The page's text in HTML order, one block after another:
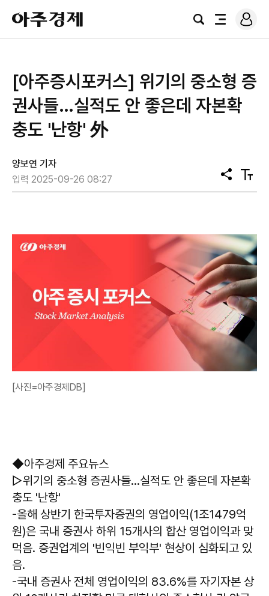
아
주
경
검
전
로
그
[아주증시포커스] 위기의 중소형 증
권사들…실적도 안 좋은데 자본확
충도 '난항' 外
양보연 기자
입력 2025-09-26 08:27
공
유
텍
스
[사진=아주경제DB]
◆아주경제 주요뉴스
▷위기의 중소형 증권사들…실적도 안 좋은데 자본확
충도 '난항'
-올해 상반기 한국투자증권의 영업이익(1조1479억
원)은 국내 증권사 하위 15개사의 합산 영업이익과 맞
먹음. 증권업계의 '빈익빈 부익부' 현상이 심화되고 있
음.
-국내 증권사 전체 영업이익의 83.6%를 자기자본 상